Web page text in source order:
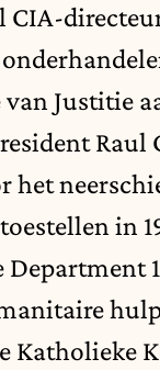
CIA-
Justitie
Raul
het
in
Department
Katholieke